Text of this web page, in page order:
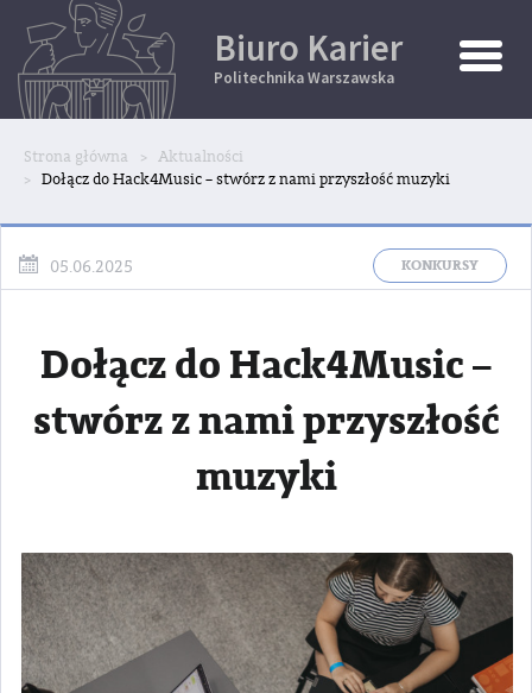
Toggle
Biuro Karier
Politechnika Warszawska
Strona główna
Aktualności
Dołącz do Hack4Music – stwórz z nami przyszłość muzyki
05.06.2025 KONKURSY
Dołącz do Hack4Music –
stwórz z nami przyszłość
muzyki